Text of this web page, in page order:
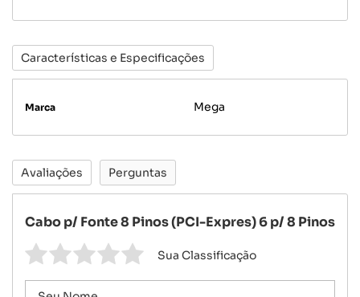
Características e Especificações
Marca Mega
Avaliações Perguntas
Cabo p/ Fonte 8 Pinos (PCI-Expres) 6 p/ 8 Pinos
Sua Classificação